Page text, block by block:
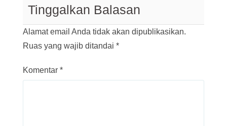
Tinggalkan Balasan
Alamat email Anda tidak akan dipublikasikan.
Ruas yang wajib ditandai *
Komentar *